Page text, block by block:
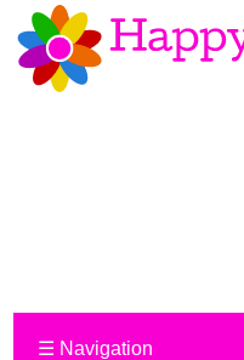
☰ Navigation